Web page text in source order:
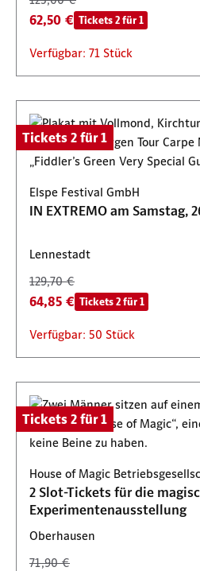
62,50 € Tickets 2 für 1
Verfügbar: 71 Stück
Tickets 2 für 1
Elspe Festival GmbH
IN EXTREMO am Samstag,
Lennestadt
129,70 €
64,85 € Tickets 2 für 1
Verfügbar: 50 Stück
Tickets 2 für 1
House of Magic
2 Slot-Tickets für die
Experimentenausstellung
Oberhausen
71,90 €